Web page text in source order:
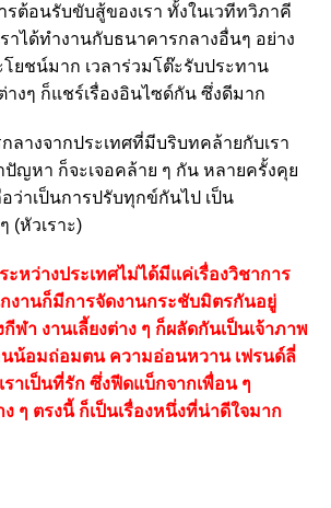
ต้อนรับขับสู้ของเรา ทั้งในเวทีทวิภาคี
าได้ทำงานกับธนาคารกลางอื่นๆ อย่าง
ยชน์มาก เวลาร่วมโต๊ะรับประทาน
างๆ ก็แชร์เรื่องอินไซด์กัน ซึ่งดีมาก
ลางจากประเทศที่มีบริบทคล้ายกับเรา
ปัญหา ก็จะเจอคล้าย ๆ กัน หลายครั้งคุย
ว่าเป็นการปรับทุกข์กันไป เป็น
(หัวเราะ)
หว่างประเทศไม่ได้มีแค่เรื่องวิชาการ
งานก็มีการจัดงานกระชับมิตรกันอยู่
กีฬา งานเลี้ยงต่าง ๆ ก็ผลัดกันเป็นเจ้าภาพ
น้อมถ่อมตน ความอ่อนหวาน เฟรนด์ลี่
าเป็นที่รัก ซึ่งฟีดแบ็กจากเพื่อน ๆ
ๆ ตรงนี้ ก็เป็นเรื่องหนึ่งที่น่าดีใจมาก